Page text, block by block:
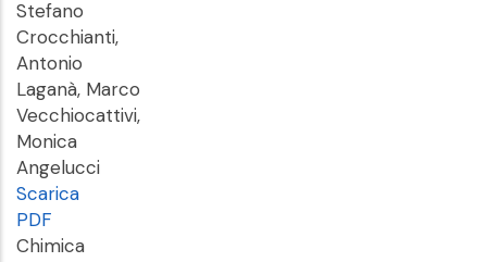
Stefano
Crocchianti,
Antonio
Laganà, Marco
Vecchiocattivi,
Monica
Angelucci
Scarica
PDF
Chimica